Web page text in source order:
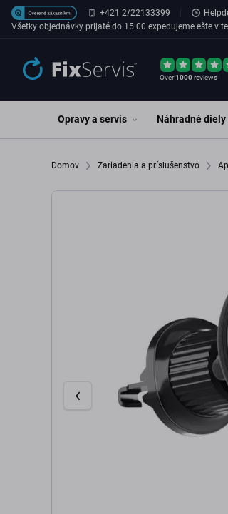
Preskočiť na hlavný obsah+421 2/22133399
Všetky objednávky prijaté do 15:00 expedujeme ešte v
Over1000reviews
Opravy a servis Náhradné diely
Domov Zariadenia a príslušenstvo